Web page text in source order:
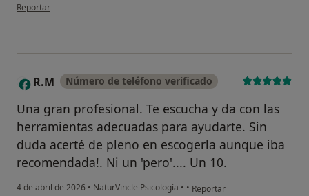
en opinión del usuario Alex
Reportar
R R.M Número de teléfono verificado
Una gran profesional. Te escucha y da con las
herramientas adecuadas para ayudarte. Sin
duda acerté de pleno en escogerla aunque iba
recomendada!. Ni un 'pero'.... Un 10.
4 de abril de 2026 • NaturVincle Psicología • • en opinión del usuario R.M
Reportar